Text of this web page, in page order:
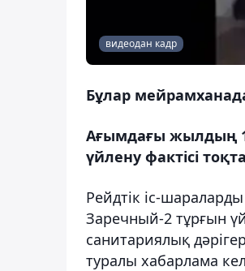
видеодан кадр
Бұлар
Ағымдағы жылдың
үйлену фактісі
Рейдтік іс-
Заречный-2 тұрғын
санитариялық
туралы хабарлама